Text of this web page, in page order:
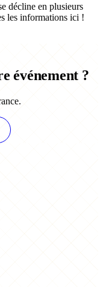
décline en plusieurs
les informations ici !
événement ?